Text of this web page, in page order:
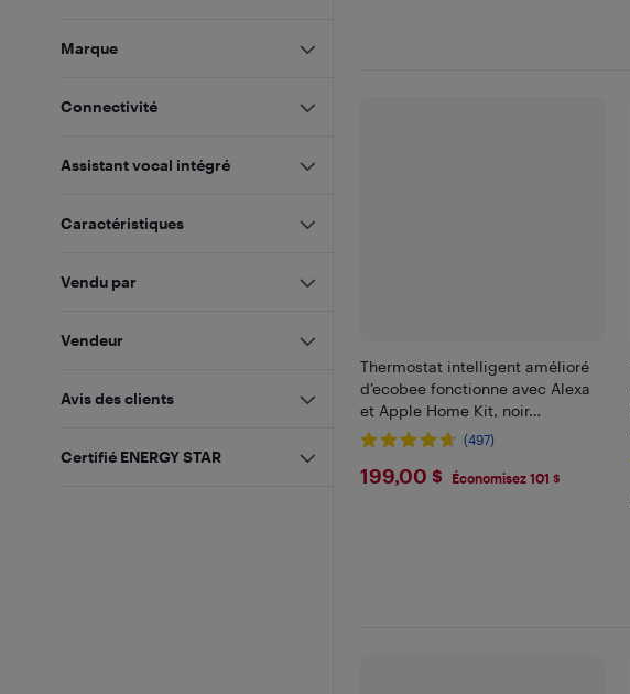
Thermostat intelligent amélioré
d’ecobee fonctionne avec Alexa
et Apple Home Kit, noir…
(497)
$199
199,00 $ Économisez 101 $
Marque
Connectivité
Assistant vocal intégré
Caractéristiques
Vendu par
Vendeur
Avis des clients
Certifié ENERGY STAR